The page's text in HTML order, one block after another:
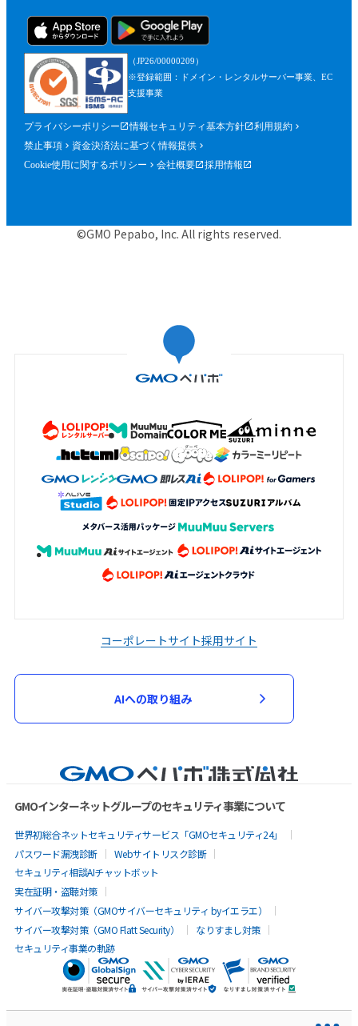
（JP26/00000209）
※登録範囲：ドメイン・レンタルサーバー事業、EC
支援事業
プライバシーポリシー 情報セキュリティ基本方針
利用規約
禁止事項
資金決済法に基づく情報提供
Cookie使用に関するポリシー
会社概要 採用情報
©GMO Pepabo, Inc. All rights reserved.
コーポレートサイト採用サイト
AIへの取り組み
GMOインターネットグループのセキュリティ事業について
世界初総合ネットセキュリティサービス「GMOセキュリティ24」
パスワード漏洩診断
Webサイトリスク診断
セキュリティ相談AIチャットボット
実在証明・盗聴対策
サイバー攻撃対策（GMOサイバーセキュリティ byイエラエ）
サイバー攻撃対策（GMO Flatt Security）
なりすまし対策
セキュリティ事業の軌跡